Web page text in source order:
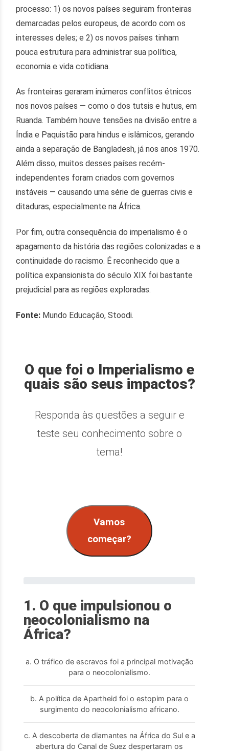
processo: 1) os novos países seguiram fronteiras
demarcadas pelos europeus, de acordo com os
interesses deles; e 2) os novos países tinham
pouca estrutura para administrar sua política,
economia e vida cotidiana.
As fronteiras geraram inúmeros conflitos étnicos
nos novos países — como o dos tutsis e hutus, em
Ruanda. Também houve tensões na divisão entre a
Índia e Paquistão para hindus e islâmicos, gerando
ainda a separação de Bangladesh, já nos anos 1970.
Além disso, muitos desses países recém-
independentes foram criados com governos
instáveis — causando uma série de guerras civis e
ditaduras, especialmente na África.
Por fim, outra consequência do imperialismo é o
apagamento da história das regiões colonizadas e a
continuidade do racismo. É reconhecido que a
política expansionista do século XIX foi bastante
prejudicial para as regiões exploradas.
Fonte: Mundo Educação, Stoodi.
O que foi o Imperialismo e
quais são seus impactos?
Responda às questões a seguir e
teste seu conhecimento sobre o
tema!
Vamos
começar?
1. O que impulsionou o
neocolonialismo na
África?
a. O tráfico de escravos foi a principal motivação
para o neocolonialismo.
b. A política de Apartheid foi o estopim para o
surgimento do neocolonialismo africano.
c. A descoberta de diamantes na África do Sul e a
abertura do Canal de Suez despertaram os